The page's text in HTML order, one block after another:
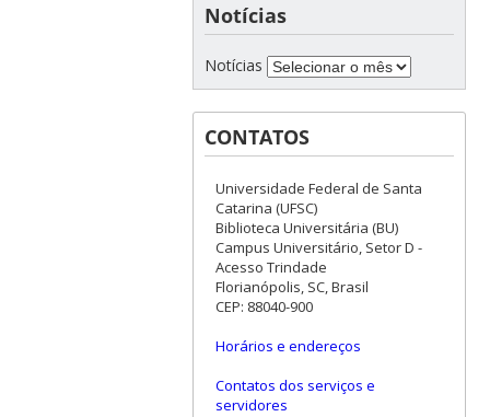
Notícias
Notícias
CONTATOS
Universidade Federal de Santa
Catarina (UFSC)
Biblioteca Universitária (BU)
Campus Universitário, Setor D -
Acesso Trindade
Florianópolis, SC, Brasil
CEP: 88040-900
Horários e endereços
Contatos dos serviços e
servidores